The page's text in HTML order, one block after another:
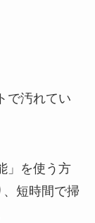
で汚れてい
」を使う方
短時間で掃